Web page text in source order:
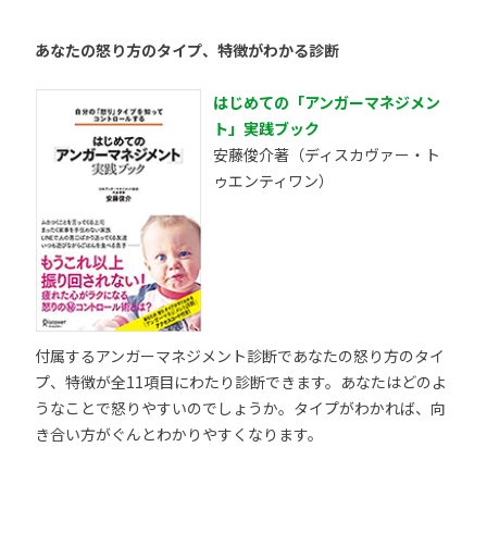
あなたの怒り方のタイプ、特徴がわかる診断
はじめての「アンガーマネジメン
ト」実践ブック
安藤俊介著（ディスカヴァー・ト
ゥエンティワン）
付属するアンガーマネジメント診断であなたの怒り方のタイ
プ、特徴が全11項目にわたり診断できます。あなたはどのよ
うなことで怒りやすいのでしょうか。タイプがわかれば、向
き合い方がぐんとわかりやすくなります。